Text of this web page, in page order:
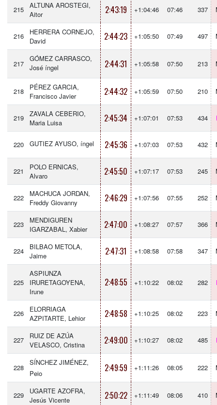
215
ALTUNA AROSTEGI,
Aitor
2:43:19 +1:04:46 07:46 337
216
HERRERA CORNEJO,
David
2:44:23 +1:05:50 07:49 497
217
GÓMEZ CARRASCO,
José íngel
2:44:31 +1:05:58 07:50 213
218
PÉREZ GARCIA,
Francisco Javier
2:44:32 +1:05:59 07:50 210
219
ZAVALA CEBERIO,
Maria Luisa
2:45:34 +1:07:01 07:53 434
220 GUTIEZ AYUSO, íngel 2:45:36 +1:07:03 07:53 432
221
POLO ERNICAS,
Alvaro
2:45:50 +1:07:17 07:53 245
222
MACHUCA JORDAN,
Freddy Giovanny
2:46:29 +1:07:56 07:55 252
223
MENDIGUREN
IGARZABAL, Xabier
2:47:00 +1:08:27 07:57 366
224
BILBAO METOLA,
Jaime
2:47:31 +1:08:58 07:58 347
225
ASPIUNZA
IRURETAGOYENA,
Irune
2:48:55 +1:10:22 08:02 282
226
ELORRIAGA
AZPITARTE, Lehior
2:48:58 +1:10:25 08:02 223
227
RUIZ DE AZÚA
VELASCO, Cristina
2:49:00 +1:10:27 08:02 485
228
SÍNCHEZ JIMÉNEZ,
Peio
2:49:59 +1:11:26 08:05 222
229
UGARTE AZOFRA,
Jesús Vicente
2:50:22 +1:11:49 08:06 410